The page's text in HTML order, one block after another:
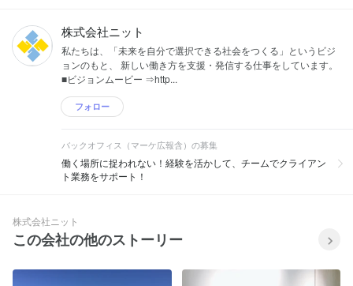
株式会社ニット
私たちは、「未来を自分で選択できる社会をつくる」というビジ
ョンのもと、 新しい働き方を支援・発信する仕事をしています。
■ビジョンムービー ⇒http...
フォロー
バックオフィス（マーケ広報含）の募集
働く場所に捉われない！経験を活かして、チームでクライアン
ト業務をサポート！
株式会社ニット
この会社の他のストーリー